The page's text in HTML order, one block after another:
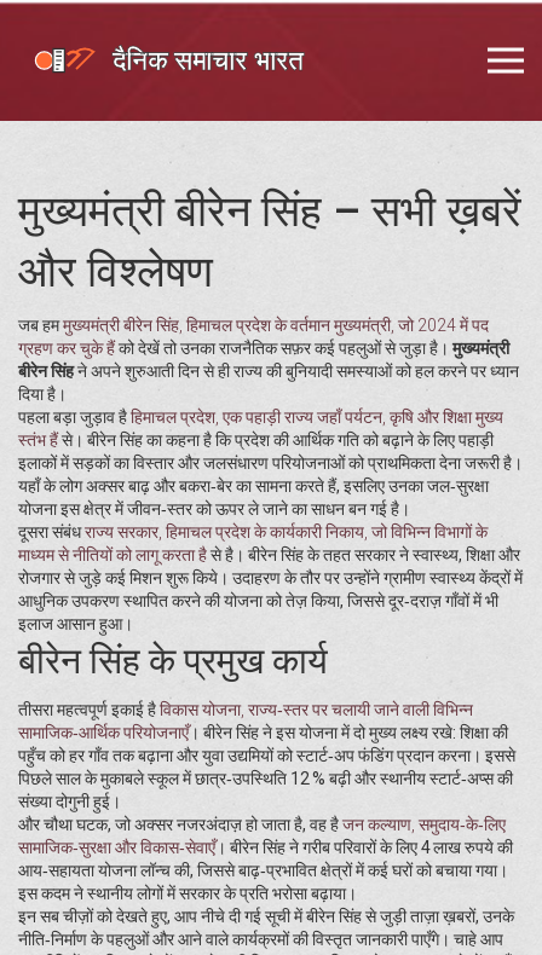
मुख्यमंत्री बीरेन सिंह – सभी ख़बरें
और विश्लेषण
जब हममुख्यमंत्री बीरेन सिंह हिमाचल प्रदेश के वर्तमान मुख्यमंत्री, जो 2024 में पद
ग्रहण कर चुके हैंको देखें तो उनका राजनैतिक सफ़र कई पहलुओं से जुड़ा है।मुख्यमंत्री
बीरेन सिंहने अपने शुरुआती दिन से ही राज्य की बुनियादी समस्याओं को हल करने पर ध्यान
दिया है।
पहला बड़ा जुड़ाव हैहिमाचल प्रदेश एक पहाड़ी राज्य जहाँ पर्यटन, कृषि और शिक्षा मुख्य
स्तंभ हैंसे। बीरेन सिंह का कहना है कि प्रदेश की आर्थिक गति को बढ़ाने के लिए पहाड़ी
इलाकों में सड़कों का विस्तार और जलसंधारण परियोजनाओं को प्राथमिकता देना जरूरी है।
यहाँ के लोग अक्सर बाढ़ और बकरा‑बेर का सामना करते हैं, इसलिए उनका जल‑सुरक्षा
योजना इस क्षेत्र में जीवन‑स्तर को ऊपर ले जाने का साधन बन गई है।
दूसरा संबंधराज्य सरकार, हिमाचल प्रदेश के कार्यकारी निकाय, जो विभिन्न विभागों के
माध्यम से नीतियों को लागू करता हैसे है। बीरेन सिंह के तहत सरकार ने स्वास्थ्य, शिक्षा और
रोजगार से जुड़े कई मिशन शुरू किये। उदाहरण के तौर पर उन्होंने ग्रामीण स्वास्थ्य केंद्रों में
आधुनिक उपकरण स्थापित करने की योजना को तेज़ किया, जिससे दूर‑दराज़ गॉंवों में भी
इलाज आसान हुआ।
बीरेन सिंह के प्रमुख कार्य
तीसरा महत्वपूर्ण इकाई हैविकास योजना, राज्य‑स्तर पर चलायी जाने वाली विभिन्न
सामाजिक‑आर्थिक परियोजनाएँ। बीरेन सिंह ने इस योजना में दो मुख्य लक्ष्य रखे: शिक्षा की
पहुँच को हर गाँव तक बढ़ाना और युवा उद्यमियों को स्टार्ट‑अप फंडिंग प्रदान करना। इससे
पिछले साल के मुकाबले स्कूल में छात्र‑उपस्थिति 12 % बढ़ी और स्थानीय स्टार्ट‑अप्स की
संख्या दोगुनी हुई।
और चौथा घटक, जो अक्सर नजरअंदाज़ हो जाता है, वह हैजन कल्याण समुदाय‑के‑लिए
सामाजिक‑सुरक्षा और विकास‑सेवाएँ। बीरेन सिंह ने गरीब परिवारों के लिए 4 लाख रुपये की
आय‑सहायता योजना लॉन्च की, जिससे बाढ़‑प्रभावित क्षेत्रों में कई घरों को बचाया गया।
इस कदम ने स्थानीय लोगों में सरकार के प्रति भरोसा बढ़ाया।
इन सब चीज़ों को देखते हुए, आप नीचे दी गई सूची में बीरेन सिंह से जुड़ी ताज़ा ख़बरों, उनके
नीति‑निर्माण के पहलुओं और आने वाले कार्यक्रमों की विस्तृत जानकारी पाएँगे। चाहे आप